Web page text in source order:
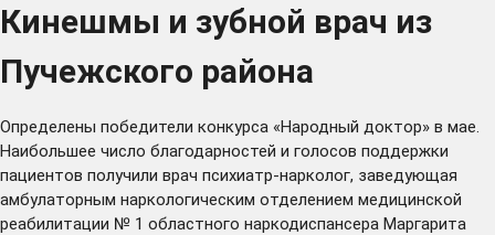
Кинешмы и зубной врач из
Пучежского района
Определены победители конкурса «Народный доктор» в мае.
Наибольшее число благодарностей и голосов поддержки
пациентов получили врач психиатр-нарколог, заведующая
амбулаторным наркологическим отделением медицинской
реабилитации № 1 областного наркодиспансера Маргарита